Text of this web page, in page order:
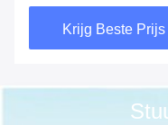
Legeringsstaal
Flens 36 Duim
Krijg Beste Prijs